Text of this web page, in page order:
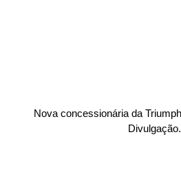
Nova concessionária da
Divulgação.